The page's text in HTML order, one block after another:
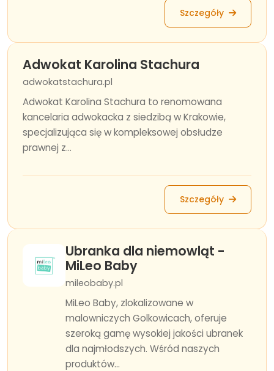
Szczegóły
Adwokat Karolina Stachura
adwokatstachura.pl
Adwokat Karolina Stachura to renomowana
kancelaria adwokacka z siedzibą w Krakowie,
specjalizująca się w kompleksowej obsłudze
prawnej z...
Szczegóły
Ubranka dla niemowląt -
MiLeo Baby
mileobaby.pl
MiLeo Baby, zlokalizowane w
malowniczych Golkowicach, oferuje
szeroką gamę wysokiej jakości ubranek
dla najmłodszych. Wśród naszych
produktów...